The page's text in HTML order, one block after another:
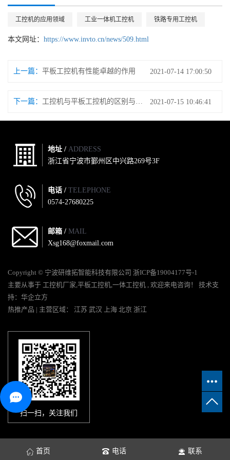
工控机的应用领域 工业一体机工控机 铁路专用工控机
本文网址： https://www.invto.cn/news/509.html
上一篇： 平板工控机有性能卓越的作用 2021-07-14 17:00:50
下一篇： 2021-07-15 10:46:41
地址 / ADDRESS
浙江省宁波市鄞州区中兴路269号3F
电话 / TELEPHONE
0574-27680225
邮箱 / MAIL
Xsg168@foxmail.com
Copyright © 宁波研维拓智能科技有限公司 浙ICP备19004177号-1
主要从事于 工控机厂家 平板工控机 一体工控机 , 欢迎来电咨询！ 技术支
持： 华企立方
热推产品 | 主营区域： 江苏 武汉 上海 北京 浙江
扫一扫，关注我们
首页 电话 联系